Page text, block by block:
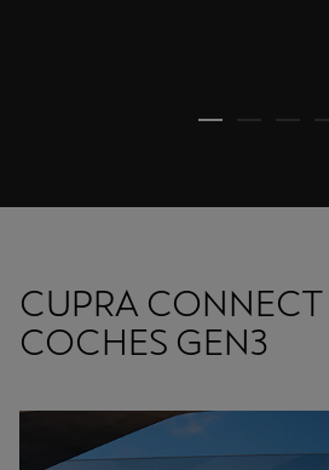
CUPRA CONNECT
COCHES GEN3